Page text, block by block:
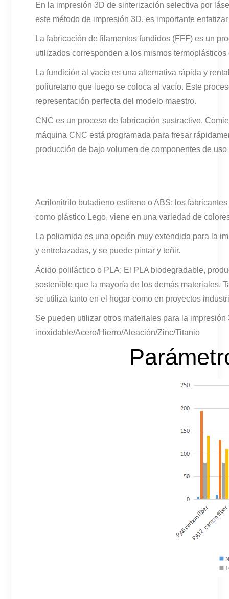
En la impresión 3D de sinterización selectiva por
este método de impresión 3D, es importante
La fabricación de filamentos fundidos (FFF) es un
utilizados corresponden a los mismos
La fundición al vacío es una alternativa rápida y
poliuretano que luego se coloca al vacío. Este
representación perfecta del modelo maestro.
CNC es un proceso de fabricación sustractivo.
máquina CNC está programada para fresar
producción de bajo volumen de componentes de uso
Acrilonitrilo butadieno estireno o ABS: los
como plástico Lego, viene en una variedad de
La poliamida es una opción muy extendida para la
y entrelazadas, y se puede pintar y teñir.
Ácido poliláctico o PLA: El PLA biodegradable,
sostenible que la mayoría de los demás materiales.
se utiliza tanto en el hogar como en proyectos
Se pueden utilizar otros materiales para la
inoxidable/Acero/Hierro/Aleación/Zinc/Titanio